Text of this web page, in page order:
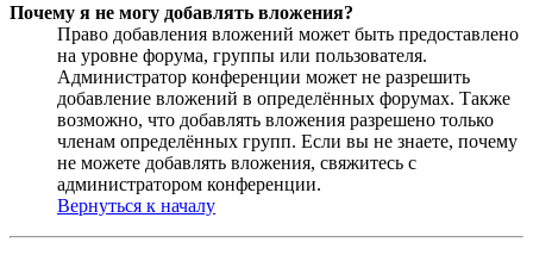
Почему я не могу добавлять вложения?
Право добавления вложений может быть предоставлено
на уровне форума, группы или пользователя.
Администратор конференции может не разрешить
добавление вложений в определённых форумах. Также
возможно, что добавлять вложения разрешено только
членам определённых групп. Если вы не знаете, почему
не можете добавлять вложения, свяжитесь с
администратором конференции.
Вернуться к началу